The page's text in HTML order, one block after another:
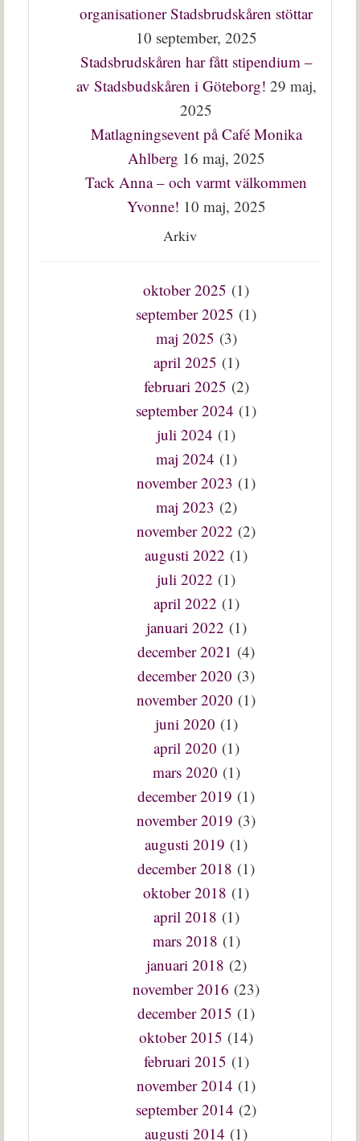
organisationer Stadsbrudskåren stöttar
10 september, 2025
Stadsbrudskåren har fått stipendium –
av Stadsbudskåren i Göteborg! 29 maj,
2025
Matlagningsevent på Café Monika
Ahlberg 16 maj, 2025
Tack Anna – och varmt välkommen
Yvonne! 10 maj, 2025
Arkiv
oktober 2025 (1)
september 2025 (1)
maj 2025 (3)
april 2025 (1)
februari 2025 (2)
september 2024 (1)
juli 2024 (1)
maj 2024 (1)
november 2023 (1)
maj 2023 (2)
november 2022 (2)
augusti 2022 (1)
juli 2022 (1)
april 2022 (1)
januari 2022 (1)
december 2021 (4)
december 2020 (3)
november 2020 (1)
juni 2020 (1)
april 2020 (1)
mars 2020 (1)
december 2019 (1)
november 2019 (3)
augusti 2019 (1)
december 2018 (1)
oktober 2018 (1)
april 2018 (1)
mars 2018 (1)
januari 2018 (2)
november 2016 (23)
december 2015 (1)
oktober 2015 (14)
februari 2015 (1)
november 2014 (1)
september 2014 (2)
augusti 2014 (1)